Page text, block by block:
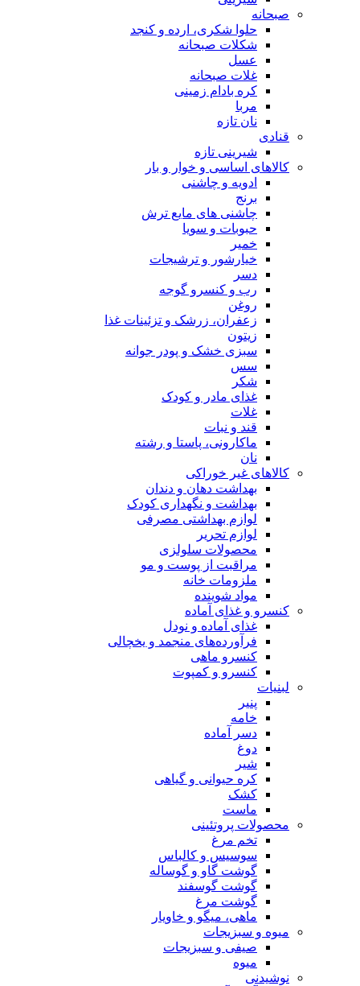
صبحانه
حلوا شکری، ارده و کنجد
شکلات صبحانه
عسل
غلات صبحانه
کره بادام زمینی
مربا
نان تازه
قنادی
شیرینی تازه
کالاهای اساسی و خوار و بار
ادویه و چاشنی
برنج
چاشنی های مایع ترش
حبوبات و سویا
خمیر
خیارشور و ترشیجات
دسر
رب و کنسرو گوجه
روغن
زعفران، زرشک و تزئینات غذا
زیتون
سبزی خشک و پودر جوانه
سس
شکر
غذای مادر و کودک
غلات
قند و نبات
ماکارونی، پاستا و رشته
نان
کالاهای غیر خوراکی
بهداشت دهان و دندان
بهداشت و نگهداری کودک
لوازم بهداشتی مصرفی
لوازم تحریر
محصولات سلولزی
مراقبت از پوست و مو
ملزومات خانه
مواد شوینده
کنسرو و غذای آماده
غذای آماده و نودل
فرآورده‌های منجمد و یخچالی
کنسرو ماهی
کنسرو و کمپوت
لبنیات
پنیر
خامه
دسر آماده
دوغ
شیر
کره حیوانی و گیاهی
کشک
ماست
محصولات پروتئینی
تخم مرغ
سوسیس و کالباس
گوشت گاو و گوساله
گوشت گوسفند
گوشت مرغ
ماهی، میگو و خاویار
میوه و سبزیجات
صیفی و سبزیجات
میوه
نوشیدنی